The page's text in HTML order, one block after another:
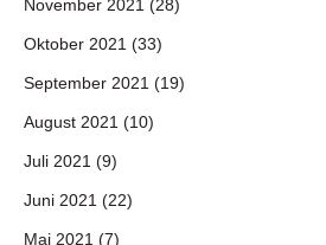
November 2021 (28)
Oktober 2021 (33)
September 2021 (19)
August 2021 (10)
Juli 2021 (9)
Juni 2021 (22)
Maj 2021 (7)